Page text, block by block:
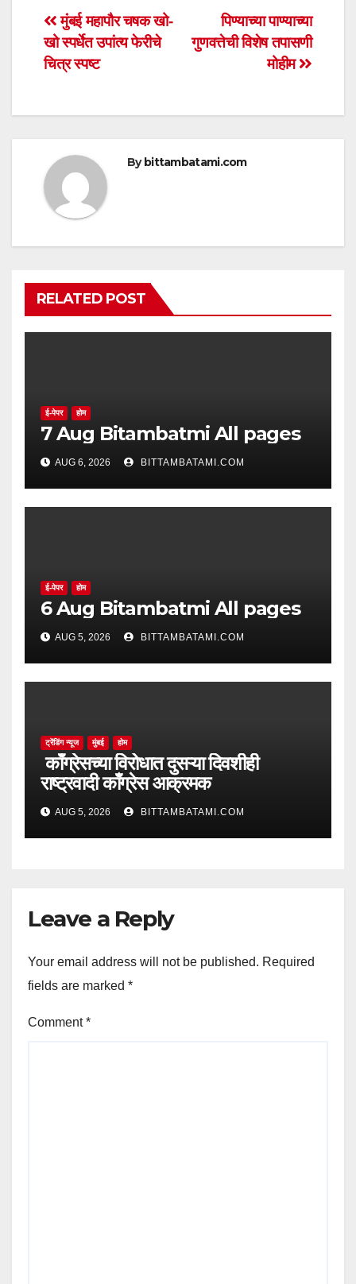
s
A
p
e
b
k
er
Post
navigation
पिण्याच्या पाण्याच्या
गुणवत्तेची विशेष तपासणी
मोहीम
मुंबई महापौर चषक खो-
खो स्पर्धेत उपांत्य फेरीचे
चित्र स्पष्ट
Bybittambatami.com
RELATED POST
ई-पेपर होम
7 Aug Bitambatmi All pages
AUG 6, 2026 BITTAMBATAMI.COM
ई-पेपर होम
6 Aug Bitambatmi All pages
AUG 5, 2026 BITTAMBATAMI.COM
ट्रेंडिंग न्यूज मुंबई होम
काँग्रेसच्या विरोधात दुसऱ्या दिवशीही
राष्ट्रवादी काँग्रेस आक्रमक
AUG 5, 2026 BITTAMBATAMI.COM
Leave a Reply
Your email address will not be published. Required
fields are marked *
Comment*